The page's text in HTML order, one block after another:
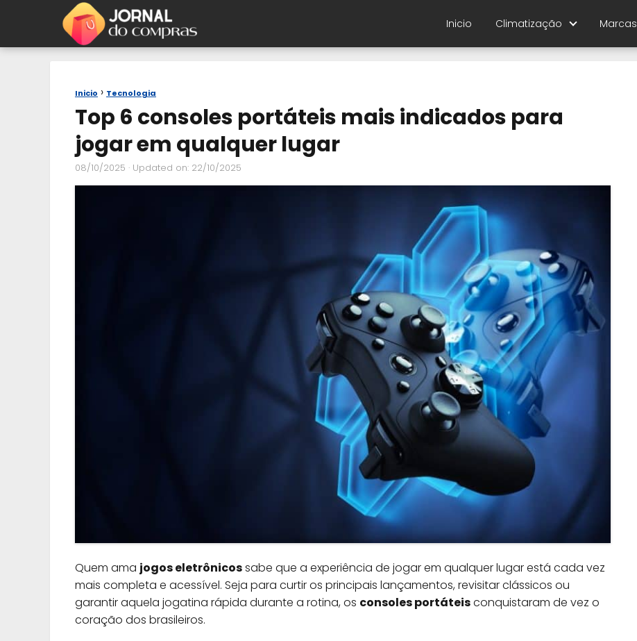
Inicio Climatização Marcas
Inicio Tecnologia
Top 6 consoles portáteis mais indicados para
jogar em qualquer lugar
08/10/2025 · Updated on: 22/10/2025
Quem ama jogos eletrônicossabe que a experiência de jogar em qualquer lugar está cada vez
mais completa e acessível. Seja para curtir os principais lançamentos, revisitar clássicos ou
garantir aquela jogatina rápida durante a rotina, os consoles portáteisconquistaram de vez o
coração dos brasileiros.